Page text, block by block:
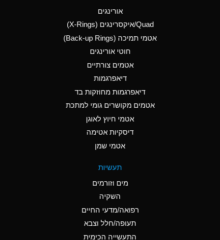
Aluminum Nitrate
(Aqueous)
Aluminum Phosphate
Ammonia Anhydrous
D
Ammonia Gas (cold)
D
Ammonia Gas (hot)
Ammonium Hydroxide
B
אורינגים
Quad/איקסרינגים (X-Rings)
אטמי תמיכה (Back-up Rings)
חוטי אורינגים
אטמים צורתיים
דיאפרגמות
דיאפרגמות מחוזקות בד
אטמים מקושרים גומי למתכת
אטמי חיוץ לאוגן
דיסקיות אטימה
אטמי שמן
תעשיות
מים וזורמים
השקיה
רפואה/מדעי החיים
תעופה/חלל וצבא
התעשייה הכימית